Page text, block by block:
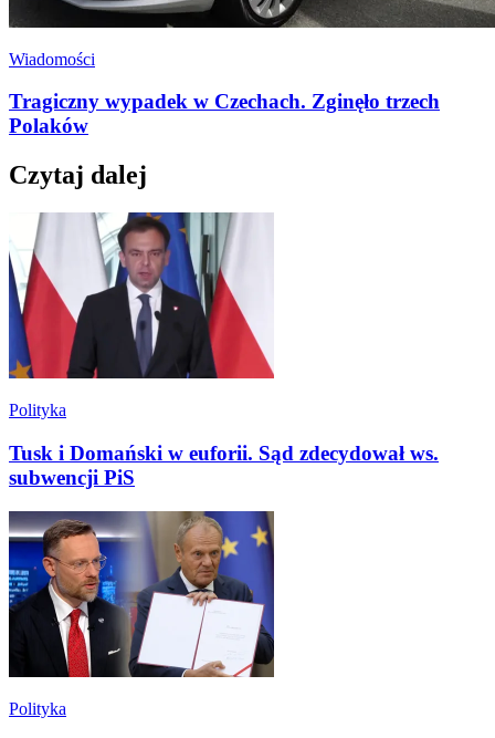
Wiadomości
Tragiczny wypadek w Czechach. Zginęło trzech
Polaków
Czytaj dalej
Polityka
Tusk i Domański w euforii. Sąd zdecydował ws.
subwencji PiS
Polityka